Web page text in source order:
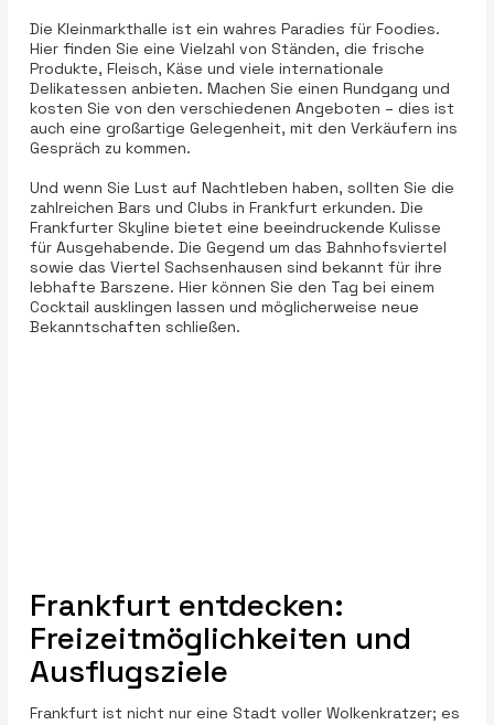
Die Kleinmarkthalle ist ein wahres Paradies für Foodies.
Hier finden Sie eine Vielzahl von Ständen, die frische
Produkte, Fleisch, Käse und viele internationale
Delikatessen anbieten. Machen Sie einen Rundgang und
kosten Sie von den verschiedenen Angeboten – dies ist
auch eine großartige Gelegenheit, mit den Verkäufern ins
Gespräch zu kommen.
Und wenn Sie Lust auf Nachtleben haben, sollten Sie die
zahlreichen Bars und Clubs in Frankfurt erkunden. Die
Frankfurter Skyline bietet eine beeindruckende Kulisse
für Ausgehabende. Die Gegend um das Bahnhofsviertel
sowie das Viertel Sachsenhausen sind bekannt für ihre
lebhafte Barszene. Hier können Sie den Tag bei einem
Cocktail ausklingen lassen und möglicherweise neue
Bekanntschaften schließen.
Frankfurt entdecken:
Freizeitmöglichkeiten und
Ausflugsziele
Frankfurt ist nicht nur eine Stadt voller Wolkenkratzer; es